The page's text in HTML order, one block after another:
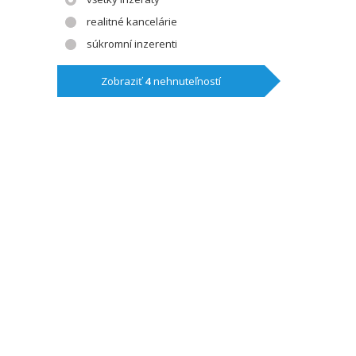
realitné kancelárie
súkromní inzerenti
Zobraziť4nehnuteľností